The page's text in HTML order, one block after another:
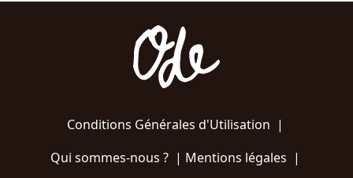
Conditions Générales d'Utilisation |
Qui sommes-nous ?| Mentions légales |